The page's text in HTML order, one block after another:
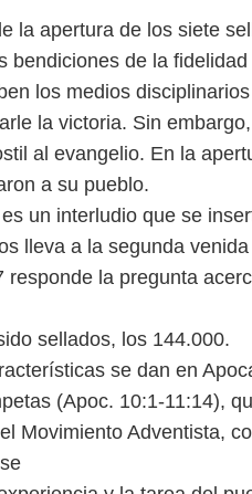
la apertura de los siete
bendiciones de la fidelidad
los medios
la victoria. Sin
al evangelio. En la
a su pueblo.
un interludio que se
lleva a la segunda
responde la pregunta
sellados, los 144.000.
se dan en
(Apoc. 10:1-11:14),
Movimiento Adventista,